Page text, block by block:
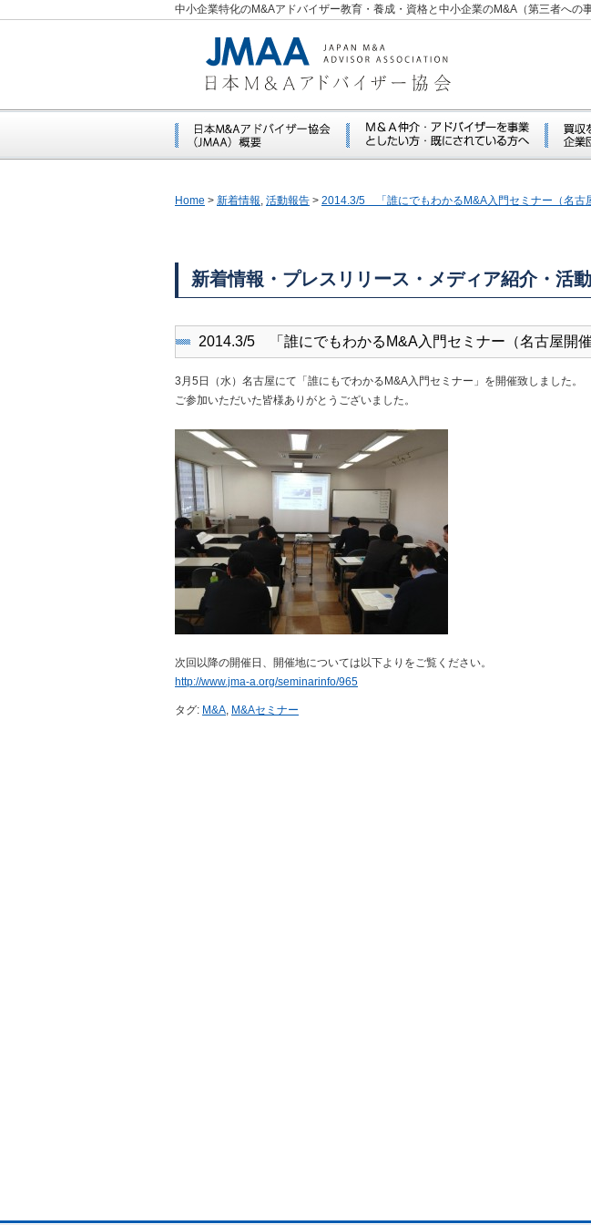
中小企業特化のM&Aアドバイザー教育・養成・資格と中小企業のM&A（第三者への
Home > 新着情報, 活動報告 > 2014.3/5 「誰にでもわかるM&A入門セミナー（名古
新着情報・プレスリリース・メディア紹介・活
2014.3/5 「誰にでもわかるM&A入門セミナー（名古屋開
3月5日（水）名古屋にて「誰にもでわかるM&A入門セミナー」を開催致しました。
ご参加いただいた皆様ありがとうございました。
次回以降の開催日、開催地については以下よりをご覧ください。
http://www.jma-a.org/seminarinfo/965
タグ: M&A, M&Aセミナー